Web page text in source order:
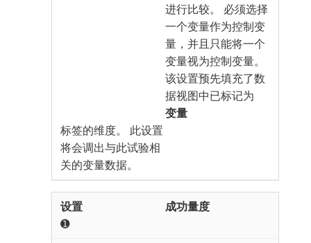
进行比较。 必须选择
一个变量作为控制变
量，并且只能将一个
变量视为控制变量。
该设置预先填充了数
据视图中已标记为​
变量
​标签的维度。 此设置
将会调出与此试验相
关的变量数据。
成功量度
➊